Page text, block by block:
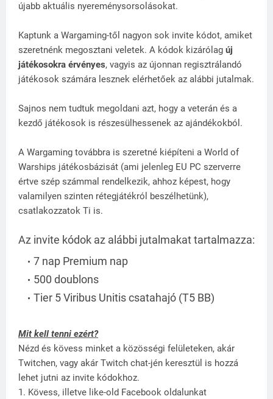
újabb aktuális nyereménysorsolásokat.
Kaptunk a Wargaming-től nagyon sok invite kódot, amiket
szeretnénk megosztani veletek. A kódok kizárólag új
játékosokra érvényes, vagyis az újonnan regisztrálandó
játékosok számára lesznek elérhetőek az alábbi jutalmak.
Sajnos nem tudtuk megoldani azt, hogy a veterán és a
kezdő játékosok is részesülhessenek az ajándékokból.
A Wargaming továbbra is szeretné kiépíteni a World of
Warships játékosbázisát (ami jelenleg EU PC szerverre
értve szép számmal rendelkezik, ahhoz képest, hogy
valamilyen szinten rétegjátékról beszélhetünk),
csatlakozzatok Ti is.
Az invite kódok az alábbi jutalmakat tartalmazza:
7 nap Premium nap
500 doublons
Tier 5 Viribus Unitis csatahajó (T5 BB)
Mit kell tenni ezért?
Nézd és kövess minket a közösségi felületeken, akár
Twitchen, vagy akár Twitch chat-jén keresztül is hozzá
lehet jutni az invite kódokhoz.
1. Kövess, illetve like-old Facebook oldalunkat